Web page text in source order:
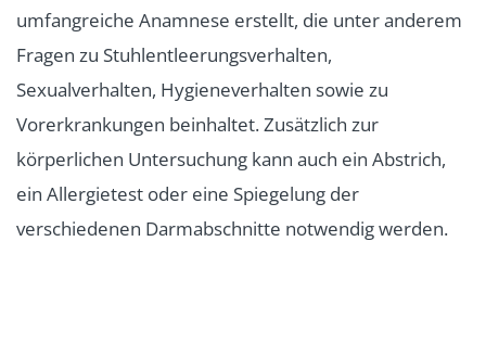
umfangreiche Anamnese erstellt, die unter anderem
Fragen zu Stuhlentleerungsverhalten,
Sexualverhalten, Hygieneverhalten sowie zu
Vorerkrankungen beinhaltet. Zusätzlich zur
körperlichen Untersuchung kann auch ein Abstrich,
ein Allergietest oder eine Spiegelung der
verschiedenen Darmabschnitte notwendig werden.